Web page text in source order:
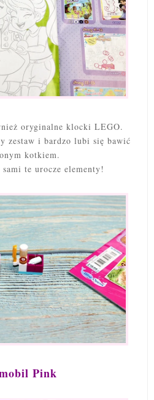
oryginalne klocki LEGO.
zestaw i bardzo lubi się bawić
kotkiem.
te urocze elementy!
Pink